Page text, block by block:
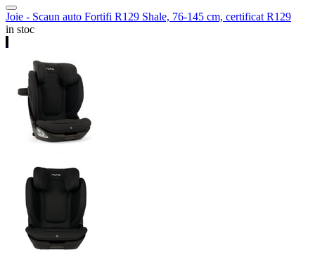
Joie - Scaun auto Fortifi R129 Shale, 76-145 cm, certificat R129
in stoc